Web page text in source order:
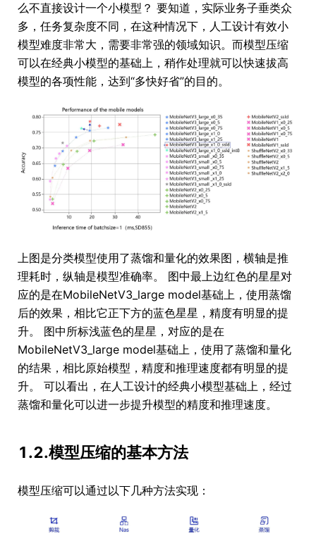
么不直接设计一个小模型？ 要知道，实际业务子垂类众
多，任务复杂度不同，在这种情况下，人工设计有效小
模型难度非常大，需要非常强的领域知识。而模型压缩
可以在经典小模型的基础上，稍作处理就可以快速拔高
模型的各项性能，达到“多快好省”的目的。
上图是分类模型使用了蒸馏和量化的效果图，横轴是推
理耗时，纵轴是模型准确率。 图中最上边红色的星星对
应的是在MobileNetV3_large model基础上，使用蒸馏
后的效果，相比它正下方的蓝色星星，精度有明显的提
升。 图中所标浅蓝色的星星，对应的是在
MobileNetV3_large model基础上，使用了蒸馏和量化
的结果，相比原始模型，精度和推理速度都有明显的提
升。 可以看出，在人工设计的经典小模型基础上，经过
蒸馏和量化可以进一步提升模型的精度和推理速度。
1.2.模型压缩的基本方法
模型压缩可以通过以下几种方法实现：